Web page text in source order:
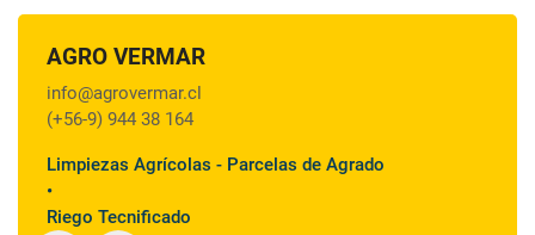
AGRO VERMAR
info@agrovermar.cl
(+56-9) 944 38 164
Limpiezas Agrícolas - Parcelas de Agrado
•
Riego Tecnificado